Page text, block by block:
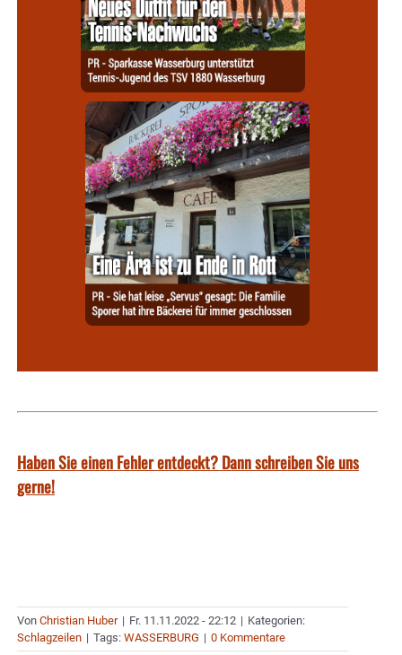
Haben Sie einen Fehler entdeckt? Dann schreiben Sie uns
gerne!
Von Christian Huber | Fr. 11.11.2022 - 22:12 | Kategorien:
Schlagzeilen | Tags: WASSERBURG | 0 Kommentare